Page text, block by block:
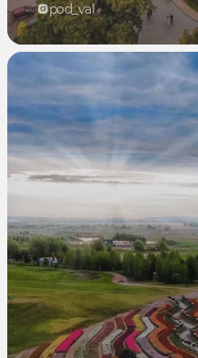
pod_val